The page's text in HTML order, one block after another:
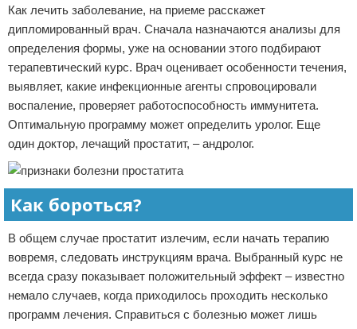
Как лечить заболевание, на приеме расскажет
дипломированный врач. Сначала назначаются анализы для
определения формы, уже на основании этого подбирают
терапевтический курс. Врач оценивает особенности течения,
выявляет, какие инфекционные агенты спровоцировали
воспаление, проверяет работоспособность иммунитета.
Оптимальную программу может определить уролог. Еще
один доктор, лечащий простатит, – андролог.
Как бороться?
В общем случае простатит излечим, если начать терапию
вовремя, следовать инструкциям врача. Выбранный курс не
всегда сразу показывает положительный эффект – известно
немало случаев, когда приходилось проходить несколько
программ лечения. Справиться с болезнью может лишь